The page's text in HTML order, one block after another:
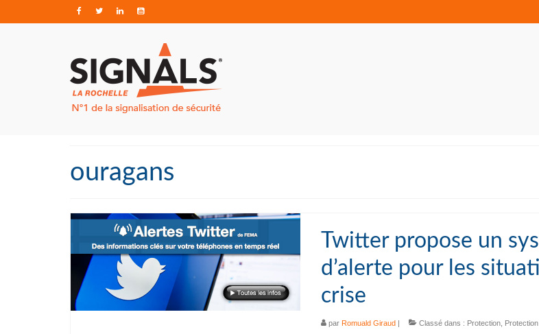
ouragans
Twitter propose un
d’alerte pour les
crise
par Romuald Giraud| Classé dans : Protection,